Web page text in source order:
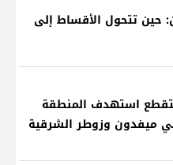
حين تتحول الأقساط إلى
استهدف المنطقة
ميفدون وزوطر الشرقية